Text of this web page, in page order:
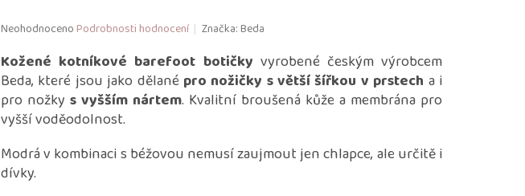
Průměrné
produktu
je
0,0
z
5
NeohodnocenoPodrobnosti hodnocení Značka: Beda
Kožené kotníkové barefoot botičky vyrobené českým výrobcem
Beda, které jsou jako dělané pro nožičky s větší šířkou v prstech a i
pro nožky s vyšším nártem. Kvalitní broušená kůže a membrána pro
vyšší voděodolnost.
Modrá v kombinaci s béžovou nemusí zaujmout jen chlapce, ale určitě i
dívky.